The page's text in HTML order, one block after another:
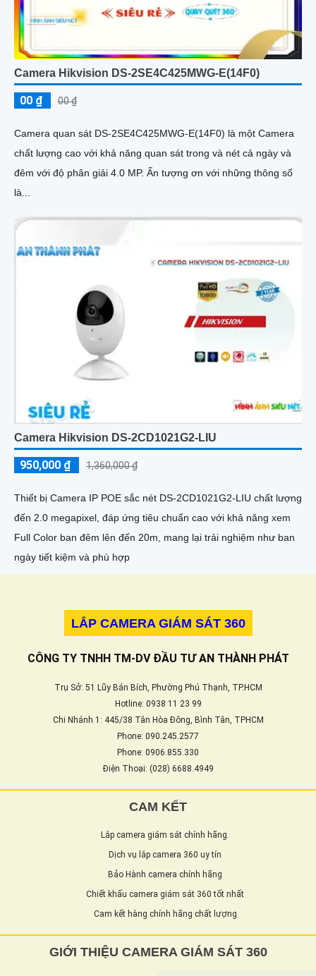
Camera Hikvision DS-2SE4C425MWG-E(14F0)
00 ₫ 00 ₫
Camera quan sát DS-2SE4C425MWG-E(14F0) là một Camera
chất lượng cao với khả năng quan sát trong và nét cả ngày và
đêm với độ phân giải 4.0 MP. Ấn tượng ơn với những thông số
là...
Camera Hikvision DS-2CD1021G2-LIU
950,000 ₫ 1,360,000 ₫
Thiết bị Camera IP POE sắc nét DS-2CD1021G2-LIU chất lượng
đến 2.0 megapixel, đáp ứng tiêu chuẩn cao với khả năng xem
Full Color ban đêm lên đến 20m, mang lại trải nghiệm như ban
ngày tiết kiệm và phù hợp
LẮP CAMERA GIÁM SÁT 360
CÔNG TY TNHH TM-DV ĐẦU TƯ AN THÀNH PHÁT
Trụ Sở: 51 Lũy Bán Bích, Phường Phú Thạnh, TP.HCM
Hotline: 0938 11 23 99
Chi Nhánh 1: 445/38 Tân Hòa Đông, Bình Tân, TPHCM
Phone: 090.245.2577
Phone: 0906.855.330
Điện Thoại: (028) 6688.4949
CAM KẾT
Lắp camera giám sát chính hãng.
Dịch vụ lắp camera 360 uy tín
Bảo Hành camera chính hãng
Chiết khấu camera giám sát 360 tốt nhất
Cam kết hàng chính hãng chất lượng
GIỚI THIỆU CAMERA GIÁM SÁT 360